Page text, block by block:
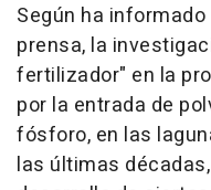
Según ha informado
prensa, la
fertilizador" en la
por la entrada de
fósforo, en las
las últimas